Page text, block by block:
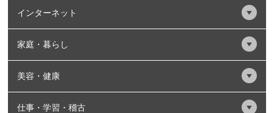
インターネット
家庭・暮らし
美容・健康
仕事・学習・稽古